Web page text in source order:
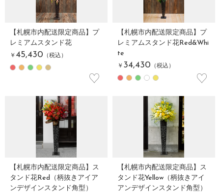
【札幌市内配送限定商品】プ
レミアムスタンド花
￥ 45,430 （税込）
♡
【札幌市内配送限定商品】プ
レミアムスタンド花Red&Whi
te
￥ 34,430 （税込）
♡
【札幌市内配送限定商品】ス
タンド花Red（柄抜きアイア
ンデザインスタンド角型）
【札幌市内配送限定商品】ス
タンド花Yellow（柄抜きアイ
アンデザインスタンド角型）